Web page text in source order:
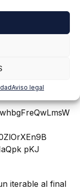
Aviso legal
los
iterable al final